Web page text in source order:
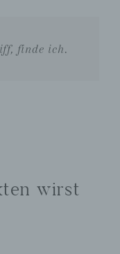
finde ich.
wirst